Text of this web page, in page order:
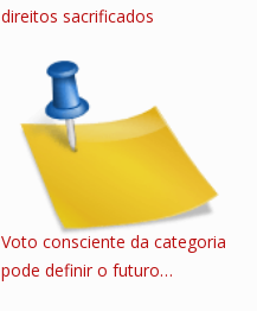
direitos sacrificados
Voto consciente da categoria
pode definir o futuro…